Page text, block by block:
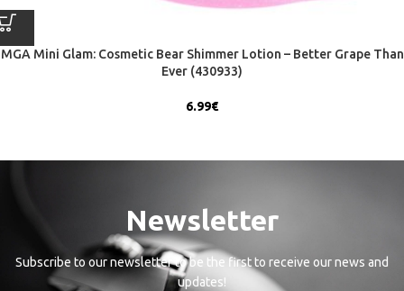
MGA Mini Glam: Cosmetic Bear Shimmer Lotion – Better Grape Than
Ever (430933)
6.99€
Newsletter
Subscribe to our newsletter to be the first to receive our news and
updates!